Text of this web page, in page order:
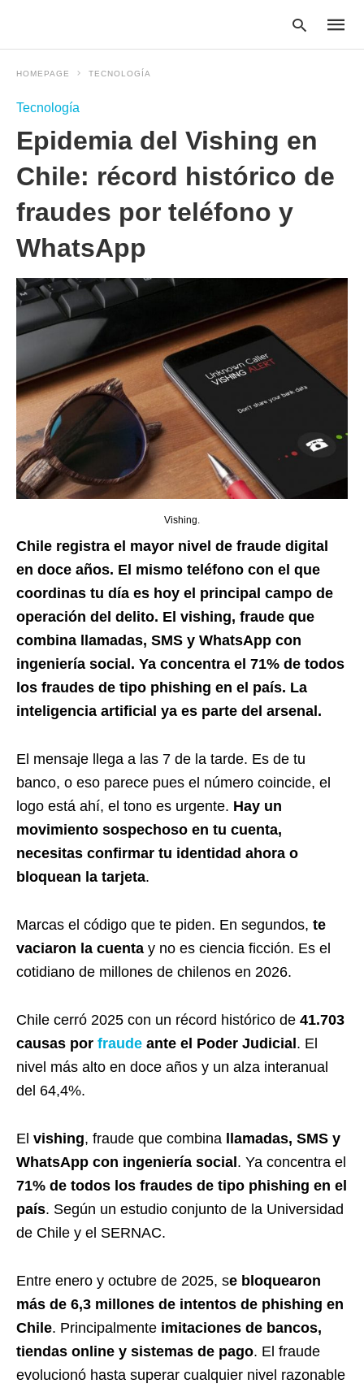
and
HOMEPAGE TECNOLOGÍA
Tecnología
Epidemia del Vishing en
Chile: récord histórico de
fraudes por teléfono y
WhatsApp
Vishing.
Chile registra el mayor nivel de fraude digital
en doce años. El mismo teléfono con el que
coordinas tu día es hoy el principal campo de
operación del delito. El vishing, fraude que
combina llamadas, SMS y WhatsApp con
ingeniería social. Ya concentra el 71% de todos
los fraudes de tipo phishing en el país. La
inteligencia artificial ya es parte del arsenal.
El mensaje llega a las 7 de la tarde. Es de tu
banco, o eso parece pues el número coincide, el
logo está ahí, el tono es urgente. Hay un
movimiento sospechoso en tu cuenta,
necesitas confirmar tu identidad ahora o
bloquean la tarjeta.
Marcas el código que te piden. En segundos, te
vaciaron la cuenta y no es ciencia ficción. Es el
cotidiano de millones de chilenos en 2026.
Chile cerró 2025 con un récord histórico de 41.703
causas por fraude ante el Poder Judicial. El
nivel más alto en doce años y un alza interanual
del 64,4%.
El vishing, fraude que combina llamadas, SMS y
WhatsApp con ingeniería social. Ya concentra el
71% de todos los fraudes de tipo phishing en el
país. Según un estudio conjunto de la Universidad
de Chile y el SERNAC.
Entre enero y octubre de 2025, se bloquearon
más de 6,3 millones de intentos de phishing en
Chile. Principalmente imitaciones de bancos,
tiendas online y sistemas de pago. El fraude
evolucionó hasta superar cualquier nivel razonable